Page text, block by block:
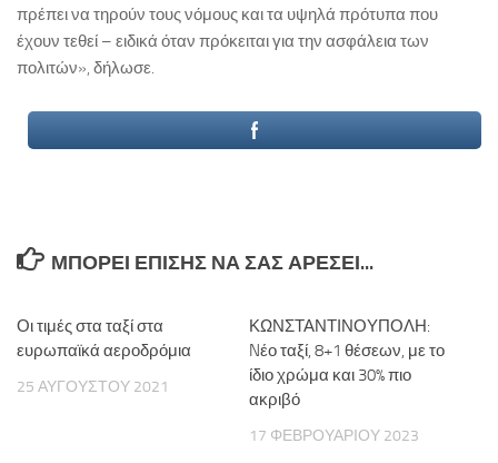
πρέπει να τηρούν τους νόμους και τα υψηλά πρότυπα που
έχουν τεθεί – ειδικά όταν πρόκειται για την ασφάλεια των
πολιτών», δήλωσε.
ΜΠΟΡΕΊ ΕΠΊΣΗΣ ΝΑ ΣΑΣ ΑΡΈΣΕΙ...
Οι τιμές στα ταξί στα
ευρωπαϊκά αεροδρόμια
25 ΑΥΓΟΎΣΤΟΥ 2021
ΚΩΝΣΤΑΝΤΙΝΟΥΠΟΛΗ:
Nέο ταξί, 8+1 θέσεων, με το
ίδιο χρώμα και 30% πιο
ακριβό
17 ΦΕΒΡΟΥΑΡΊΟΥ 2023